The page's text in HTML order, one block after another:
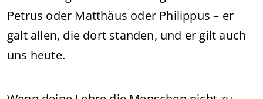
Petrus oder Matthäus oder Philippus – er
galt allen, die dort standen, und er gilt auch
uns heute.